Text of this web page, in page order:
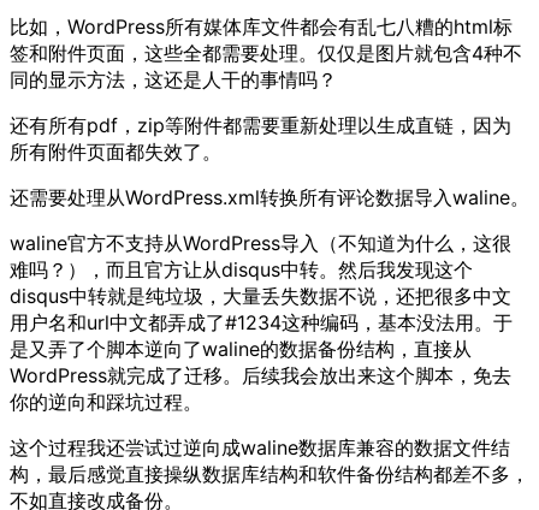
比如，WordPress所有媒体库文件都会有乱七八糟的html标
签和附件页面，这些全都需要处理。仅仅是图片就包含4种不
同的显示方法，这还是人干的事情吗？
还有所有pdf，zip等附件都需要重新处理以生成直链，因为
所有附件页面都失效了。
还需要处理从WordPress.xml转换所有评论数据导入waline。
waline官方不支持从WordPress导入（不知道为什么，这很
难吗？），而且官方让从disqus中转。然后我发现这个
disqus中转就是纯垃圾，大量丢失数据不说，还把很多中文
用户名和url中文都弄成了#1234这种编码，基本没法用。于
是又弄了个脚本逆向了waline的数据备份结构，直接从
WordPress就完成了迁移。后续我会放出来这个脚本，免去
你的逆向和踩坑过程。
这个过程我还尝试过逆向成waline数据库兼容的数据文件结
构，最后感觉直接操纵数据库结构和软件备份结构都差不多，
不如直接改成备份。